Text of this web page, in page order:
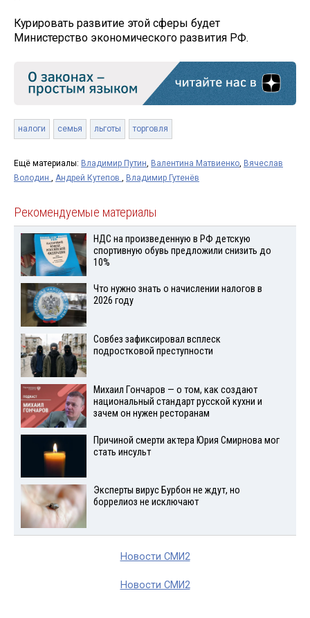
Курировать развитие этой сферы будет
Министерство экономического развития РФ.
налоги семья льготы торговля
Ещё материалы: Владимир Путин Валентина Матвиенко Вячеслав
Володин
Андрей Кутепов Владимир Гутенёв
Рекомендуемые материалы
НДС на произведенную в РФ детскую
спортивную обувь предложили снизить до
10%
Что нужно знать о начислении налогов в
2026 году
Совбез зафиксировал всплеск
подростковой преступности
Михаил Гончаров — о том, как создают
национальный стандарт русской кухни и
зачем он нужен ресторанам
Причиной смерти актера Юрия Смирнова мог
стать инсульт
Эксперты вирус Бурбон не ждут, но
боррелиоз не исключают
Новости СМИ2
Новости СМИ2